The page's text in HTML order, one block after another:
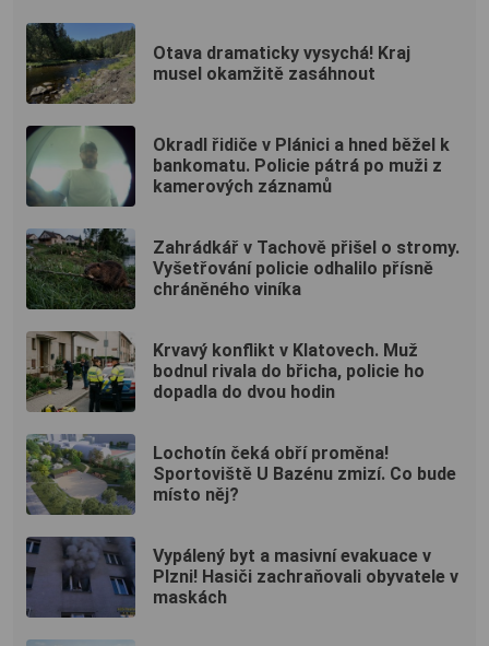
Otava dramaticky vysychá! Kraj
musel okamžitě zasáhnout
Okradl řidiče v Plánici a hned běžel k
bankomatu. Policie pátrá po muži z
kamerových záznamů
Zahrádkář v Tachově přišel o stromy.
Vyšetřování policie odhalilo přísně
chráněného viníka
Krvavý konflikt v Klatovech. Muž
bodnul rivala do břicha, policie ho
dopadla do dvou hodin
Lochotín čeká obří proměna!
Sportoviště U Bazénu zmizí. Co bude
místo něj?
Vypálený byt a masivní evakuace v
Plzni! Hasiči zachraňovali obyvatele v
maskách